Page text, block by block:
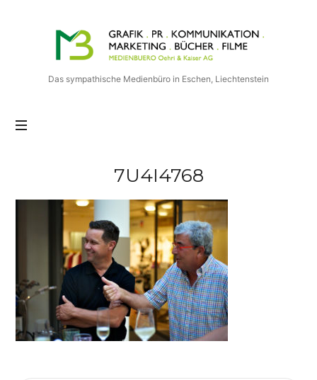
Medienbuero
Oehri
&
Kaiser
AG
Das sympathische Medienbüro in Eschen, Liechtenstein
7U4I4768